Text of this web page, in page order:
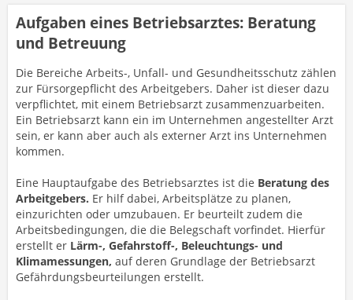
Aufgaben eines Betriebsarztes: Beratung
und Betreuung
Die Bereiche Arbeits-, Unfall- und Gesundheitsschutz zählen
zur Fürsorgepflicht des Arbeitgebers. Daher ist dieser dazu
verpflichtet, mit einem Betriebsarzt zusammenzuarbeiten.
Ein Betriebsarzt kann ein im Unternehmen angestellter Arzt
sein, er kann aber auch als externer Arzt ins Unternehmen
kommen.
Eine Hauptaufgabe des Betriebsarztes ist die Beratung des
Arbeitgebers. Er hilf dabei, Arbeitsplätze zu planen,
einzurichten oder umzubauen. Er beurteilt zudem die
Arbeitsbedingungen, die die Belegschaft vorfindet. Hierfür
erstellt er Lärm-, Gefahrstoff-, Beleuchtungs- und
Klimamessungen, auf deren Grundlage der Betriebsarzt
Gefährdungsbeurteilungen erstellt.